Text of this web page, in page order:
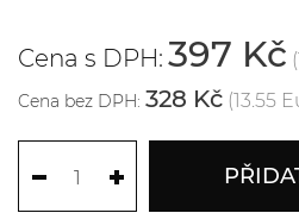
Cena s DPH: 397 Kč
Cena bez DPH: 328 Kč (13.55